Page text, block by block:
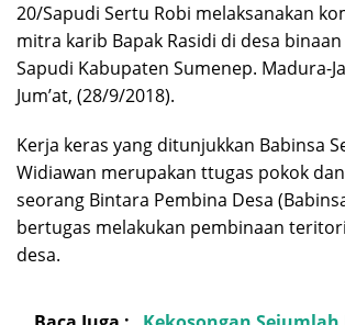
20/Sapudi Sertu Robi melaksanakan
mitra karib Bapak Rasidi di desa
Sapudi Kabupaten Sumenep. Madura-
Jum’at, (28/9/2018).
Kerja keras yang ditunjukkan Babinsa
Widiawan merupakan ttugas pokok
seorang Bintara Pembina Desa
bertugas melakukan pembinaan
desa.